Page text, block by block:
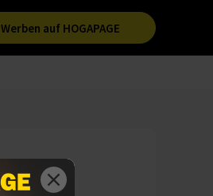
Werben auf HOGAPAGE